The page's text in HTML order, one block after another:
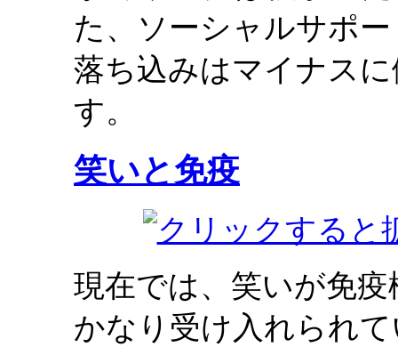
た、ソーシャルサポ
落ち込みはマイナス
す。
笑いと免疫
現在では、笑いが免
かなり受け入れられ